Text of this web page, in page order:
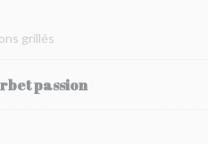
grillés
passion